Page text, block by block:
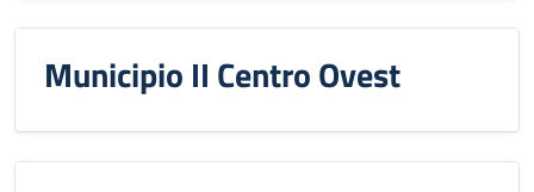
Municipio II Centro Ovest